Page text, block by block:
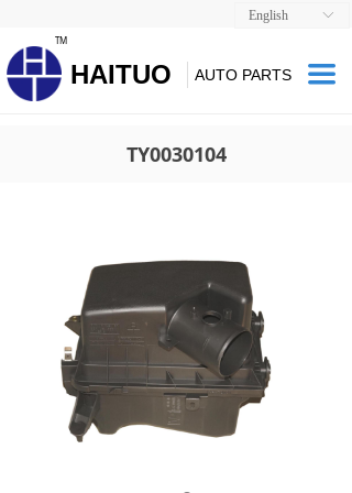
끀
HAITUO AUTO PARTS
ꀅ
English
TM
TY0030104